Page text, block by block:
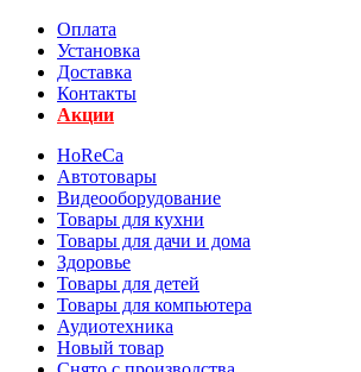
Оплата
Установка
Доставка
Контакты
Акции
HoReCa
Автотовары
Видеооборудование
Товары для кухни
Товары для дачи и дома
Здоровье
Товары для детей
Товары для компьютера
Аудиотехника
Новый товар